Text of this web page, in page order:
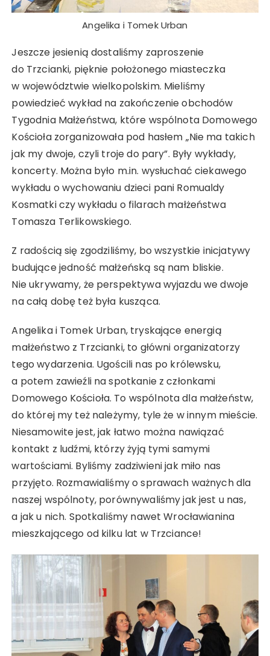
Angelika i Tomek Urban
Jeszcze jesienią dostaliśmy zaproszenie
do Trzcianki, pięknie położonego miasteczka
w województwie wielkopolskim. Mieliśmy
powiedzieć wykład na zakończenie obchodów
Tygodnia Małżeństwa, które wspólnota Domowego
Kościoła zorganizowała pod hasłem „Nie ma takich
jak my dwoje, czyli troje do pary”. Były wykłady,
koncerty. Można było m.in. wysłuchać ciekawego
wykładu o wychowaniu dzieci pani Romualdy
Kosmatki czy wykładu o filarach małżeństwa
Tomasza Terlikowskiego.
Z radością się zgodziliśmy, bo wszystkie inicjatywy
budujące jedność małżeńską są nam bliskie.
Nie ukrywamy, że perspektywa wyjazdu we dwoje
na całą dobę też była kusząca.
Angelika i Tomek Urban, tryskające energią
małżeństwo z Trzcianki, to główni organizatorzy
tego wydarzenia. Ugościli nas po królewsku,
a potem zawieźli na spotkanie z członkami
Domowego Kościoła. To wspólnota dla małżeństw,
do której my też należymy, tyle że w innym mieście.
Niesamowite jest, jak łatwo można nawiązać
kontakt z ludźmi, którzy żyją tymi samymi
wartościami. Byliśmy zadziwieni jak miło nas
przyjęto. Rozmawialiśmy o sprawach ważnych dla
naszej wspólnoty, porównywaliśmy jak jest u nas,
a jak u nich. Spotkaliśmy nawet Wrocławianina
mieszkającego od kilku lat w Trzciance!